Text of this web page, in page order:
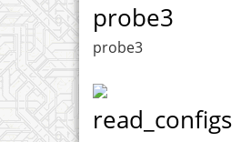
probe3
probe3
read_configs